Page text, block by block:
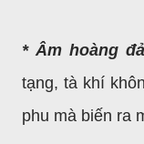
* Âm hoàng
tạng, tà khí
phu mà biến ra